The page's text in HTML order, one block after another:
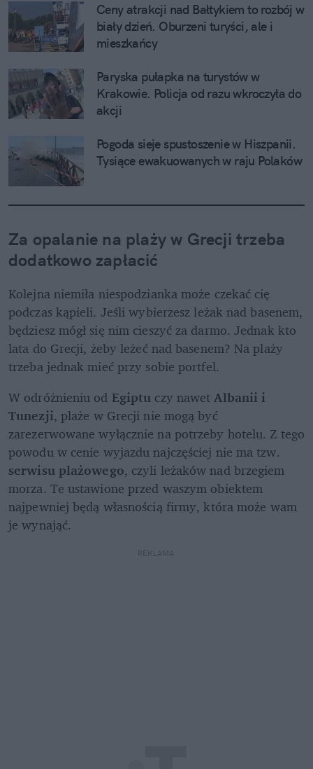
Ceny atrakcji nad Bałtykiem to rozbój w
biały dzień. Oburzeni turyści, ale i
mieszkańcy
Paryska pułapka na turystów w
Krakowie. Policja od razu wkroczyła do
akcji
Pogoda sieje spustoszenie w Hiszpanii.
Tysiące ewakuowanych w raju Polaków
Za opalanie na plaży w Grecji trzeba
dodatkowo zapłacić
Kolejna niemiła niespodzianka może czekać cię
podczas kąpieli. Jeśli wybierzesz leżak nad basenem,
będziesz mógł się nim cieszyć za darmo. Jednak kto
lata do Grecji, żeby leżeć nad basenem? Na plaży
trzeba jednak mieć przy sobie portfel.
W odróżnieniu od Egiptu czy nawet Albanii i
Tunezji, plaże w Grecji nie mogą być
zarezerwowane wyłącznie na potrzeby hotelu. Z tego
serwisu plażowego, czyli leżaków nad brzegiem
morza. Te ustawione przed waszym obiektem
najpewniej będą własnością firmy, która może wam
je wynająć.
REKLAMA